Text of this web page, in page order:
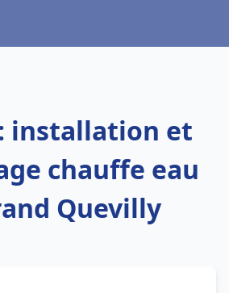
installation et
chauffe eau
Quevilly